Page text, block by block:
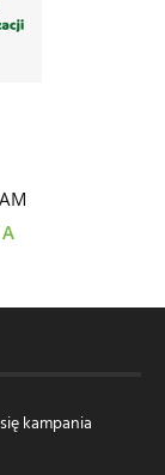
kampania